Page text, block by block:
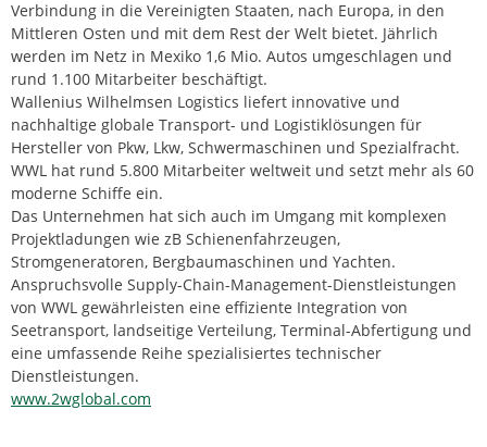
Verbindung in die Vereinigten Staaten, nach Europa, in den
Mittleren Osten und mit dem Rest der Welt bietet. Jährlich
werden im Netz in Mexiko 1,6 Mio. Autos umgeschlagen und
rund 1.100 Mitarbeiter beschäftigt.
Wallenius Wilhelmsen Logistics liefert innovative und
nachhaltige globale Transport- und Logistiklösungen für
Hersteller von Pkw, Lkw, Schwermaschinen und Spezialfracht.
WWL hat rund 5.800 Mitarbeiter weltweit und setzt mehr als 60
moderne Schiffe ein.
Das Unternehmen hat sich auch im Umgang mit komplexen
Projektladungen wie zB Schienenfahrzeugen,
Stromgeneratoren, Bergbaumaschinen und Yachten.
Anspruchsvolle Supply-Chain-Management-Dienstleistungen
von WWL gewährleisten eine effiziente Integration von
Seetransport, landseitige Verteilung, Terminal-Abfertigung und
eine umfassende Reihe spezialisiertes technischer
Dienstleistungen.
www.2wglobal.com